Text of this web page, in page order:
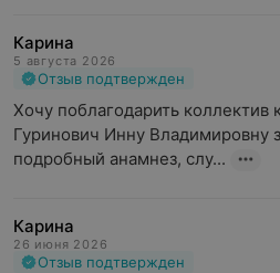
Карина
5 августа 2026
Отзыв подтвержден
Хочу поблагодарить коллектив
Гуринович Инну Владимировну
подробный анамнез, слу...
Карина
26 июня 2026
Отзыв подтвержден